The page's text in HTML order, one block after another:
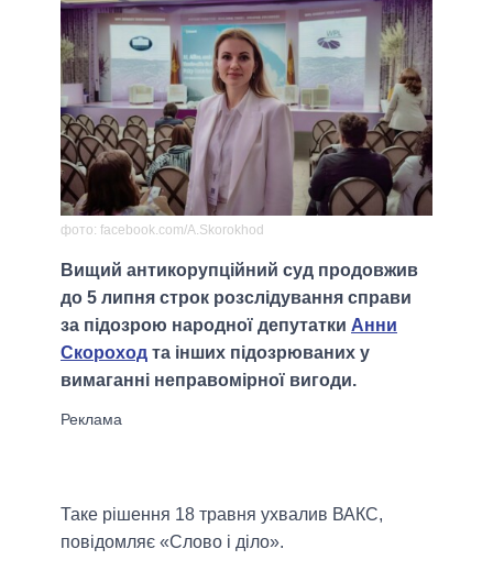
фото: facebook.com/A.Skorokhod
Вищий антикорупційний суд продовжив
до 5 липня строк розслідування справи
за підозрою народної депутатки Анни
Скороход та інших підозрюваних у
вимаганні неправомірної вигоди.
Таке рішення 18 травня ухвалив ВАКС,
повідомляє «Слово і діло».